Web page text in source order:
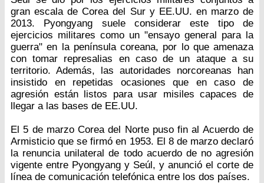
gran escala de Corea del Sur y EE.UU. en marzo de
2013. Pyongyang suele considerar este tipo de
ejercicios militares como un "ensayo general para la
guerra" en la península coreana, por lo que amenaza
con tomar represalias en caso de un ataque a su
territorio. Además, las autoridades norcoreanas han
insistido en repetidas ocasiones que en caso de
agresión están listos para usar misiles capaces de
llegar a las bases de EE.UU.
El 5 de marzo Corea del Norte puso fin al Acuerdo de
Armisticio que se firmó en 1953. El 8 de marzo declaró
la renuncia unilateral de todo acuerdo de no agresión
vigente entre Pyongyang y Seúl, y anunció el corte de
línea de comunicación telefónica entre los dos países.